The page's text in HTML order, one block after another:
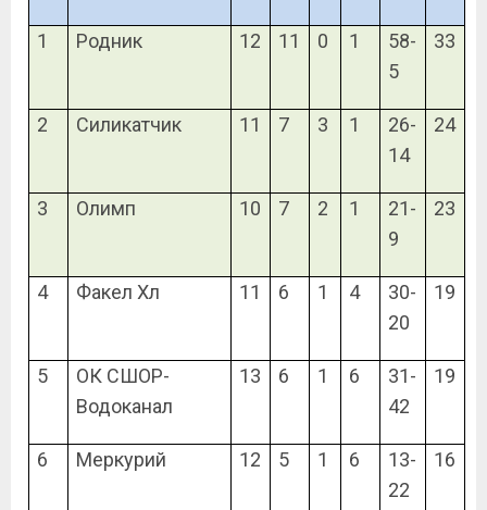
1 Родник 12 11 0 1
58-
5
33
2 Силикатчик 11 7 3 1
26-
14
24
3 Олимп 10 7 2 1
21-
9
23
4 Факел Хл 11 6 1 4
30-
20
19
5
ОК СШОР-
Водоканал
13 6 1 6
31-
42
19
6 Меркурий 12 5 1 6
13-
22
16